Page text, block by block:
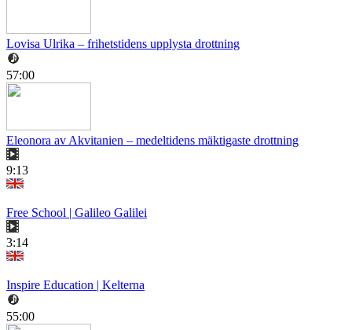
Lovisa Ulrika – frihetstidens upplysta drottning
57:00
Eleonora av Akvitanien – medeltidens mäktigaste drottning
9:13
Free School | Galileo Galilei
3:14
Inspire Education | Kelterna
55:00